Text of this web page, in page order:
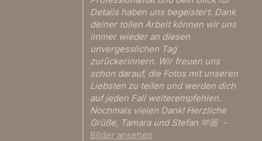
Details haben uns begeistert. Dank
deiner tollen Arbeit können wir uns
immer wieder an diesen
unvergesslichen Tag
zurückerinnern. Wir freuen uns
schon darauf, die Fotos mit unseren
Liebsten zu teilen und werden dich
auf jeden Fall weiterempfehlen.
Nochmals vielen Dank! Herzliche
Grüße, Tamara und Stefan 🫶🏼 -
Bilder ansehen